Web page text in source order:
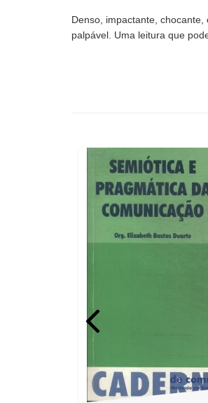
Denso, impactante,
palpável. Uma leitura que